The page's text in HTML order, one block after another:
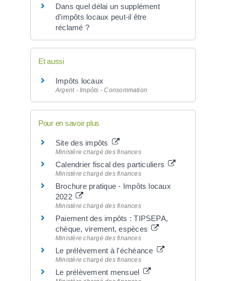
Dans quel délai un supplément
d'impôts locaux peut-il être
réclamé ?
Et aussi
Impôts locaux
Argent - Impôts - Consommation
Pour en savoir plus
Site des impôts
Ministère chargé des finances
Calendrier fiscal des particuliers
Ministère chargé des finances
Brochure pratique - Impôts locaux
2022
Ministère chargé des finances
Paiement des impôts : TIPSEPA,
chèque, virement, espèces
Ministère chargé des finances
Le prélèvement à l'échéance
Ministère chargé des finances
Le prélèvement mensuel